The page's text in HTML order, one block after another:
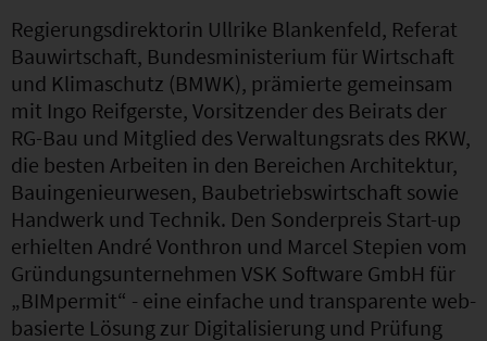
Regierungsdirektorin Ullrike Blankenfeld, Referat
Bauwirtschaft, Bundesministerium für Wirtschaft
und Klimaschutz (BMWK), prämierte gemeinsam
mit Ingo Reifgerste, Vorsitzender des Beirats der
RG-Bau und Mitglied des Verwaltungsrats des RKW,
die besten Arbeiten in den Bereichen Architektur,
Bauingenieurwesen, Baubetriebswirtschaft sowie
Handwerk und Technik. Den Sonderpreis Start-up
erhielten André Vonthron und Marcel Stepien vom
Gründungsunternehmen VSK Software GmbH für
„BIMpermit“ - eine einfache und transparente web-
basierte Lösung zur Digitalisierung und Prüfung